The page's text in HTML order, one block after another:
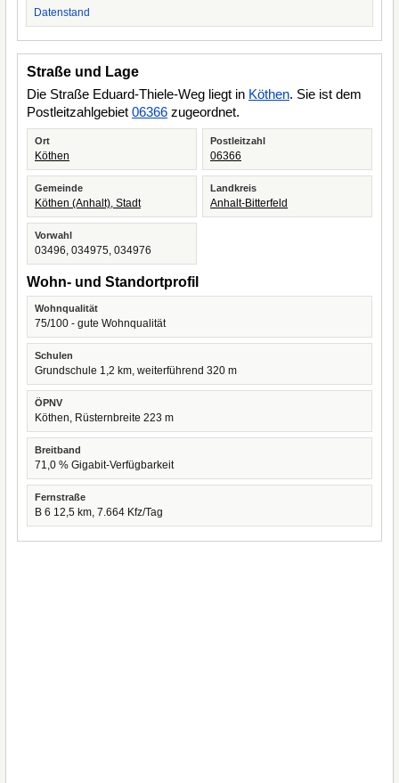
Datenstand
Straße und Lage
Die Straße Eduard-Thiele-Weg liegt in Köthen. Sie ist dem
Postleitzahlgebiet 06366 zugeordnet.
Ort
Köthen
Postleitzahl
06366
Gemeinde
Köthen (Anhalt), Stadt
Landkreis
Anhalt-Bitterfeld
Vorwahl
03496, 034975, 034976
Wohn- und Standortprofil
Wohnqualität
75/100 - gute Wohnqualität
Schulen
Grundschule 1,2 km, weiterführend 320 m
ÖPNV
Köthen, Rüsternbreite 223 m
Breitband
71,0 % Gigabit-Verfügbarkeit
Fernstraße
B 6 12,5 km, 7.664 Kfz/Tag